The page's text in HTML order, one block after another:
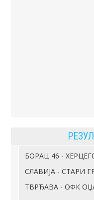
БОРАЦ 46 -
СЛАВИЈА - СТАРИ
ТВРЂАВА - ОФК